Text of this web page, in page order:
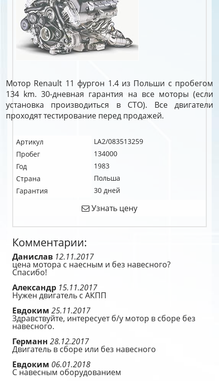
Мотор Renault 11 фургон 1.4 из Польши с пробегом
134 km. 30-дневная гарантия на все моторы (если
установка производиться в СТО). Все двигатели
проходят тестирование перед продажей.
Артикул
LA2/083513259
Пробег
134000
Год
1983
Страна
Польша
Гарантия
30 дней
Узнать цену
Комментарии:
Данислав 12.11.2017
цена мотора с наесным и без навесного?
Спасибо!
Александр 15.11.2017
Нужен двигатель с АКПП
Евдоким 25.11.2017
Здравствуйте, интересует б/у мотор в сборе без
навесного.
Германн 28.12.2017
Двигатель в сборе или без навесного
Евдоким 06.01.2018
С навесным оборудованием